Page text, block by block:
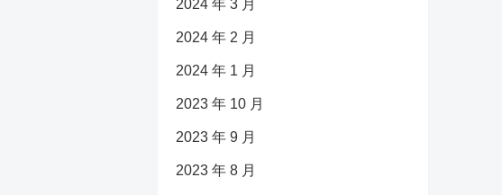
2024 年 3 月
2024 年 2 月
2024 年 1 月
2023 年 10 月
2023 年 9 月
2023 年 8 月